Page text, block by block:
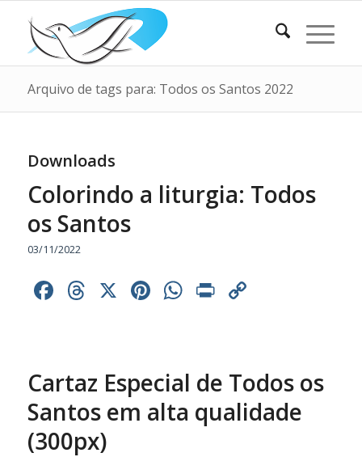
Arquivo de tags para: Todos os Santos 2022
Downloads
Colorindo a liturgia: Todos
os Santos
03/11/2022
Facebook
Threads
X Pinterest
WhatsApp
Print
Cartaz Especial de Todos os
Santos em alta qualidade
(300px)